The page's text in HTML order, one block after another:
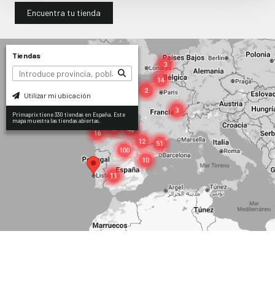
Encuentra tu tienda
Tiendas
Utilizar mi ubicación
Primaprix tiene 330 tiendas en España. Este
mapa muestra las tiendas abiertas.